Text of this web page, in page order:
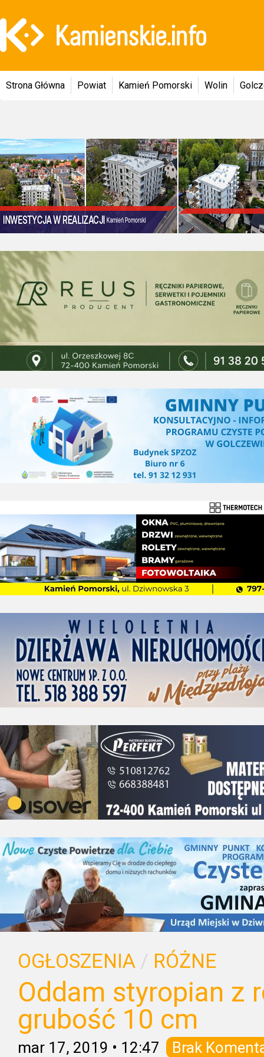
Strona Główna Powiat Kamień Pomorski Wolin
OGŁOSZENIA / RÓŻNE
Oddam styropian z
grubość 10 cm
mar 17, 2019 • 12:47 Brak